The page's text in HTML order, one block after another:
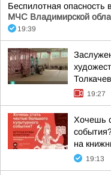
Беспилотная опасность
МЧС Владимирской
19:39
19:27
Хочешь
на
19:13